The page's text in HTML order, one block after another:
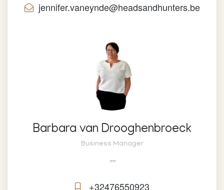
jennifer.vaneynde@headsandhunters.be
Barbara van Drooghenbroeck
Business Manager
""
+32476550923